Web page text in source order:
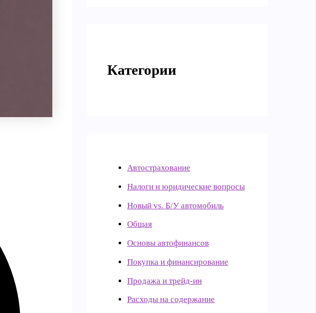
Категории
Автострахование
Налоги и юридические вопросы
Новый vs. Б/У автомобиль
Общая
Основы автофинансов
Покупка и финансирование
Продажа и трейд-ин
Расходы на содержание